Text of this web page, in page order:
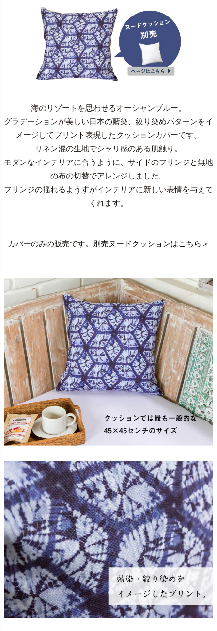
海のリゾートを思わせるオーシャンブルー。
グラデーションが美しい日本の藍染、絞り染めパターンをイ
メージしてプリント表現したクッションカバーです。
リネン混の生地でシャリ感のある肌触り。
モダンなインテリアに合うように、サイドのフリンジと無地
の布の切替でアレンジしました。
フリンジの揺れるようすがインテリアに新しい表情を与えて
くれます。
カバーのみの販売です。 別売ヌードクッションはこちら＞